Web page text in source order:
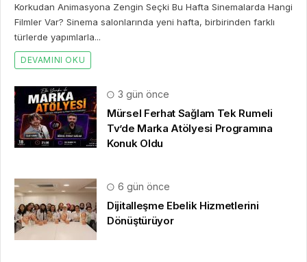
Korkudan Animasyona Zengin Seçki Bu Hafta Sinemalarda Hangi
Filmler Var? Sinema salonlarında yeni hafta, birbirinden farklı
türlerde yapımlarla...
DEVAMINI OKU
3 gün önce
Mürsel Ferhat Sağlam Tek Rumeli
Tv’de Marka Atölyesi Programına
Konuk Oldu
6 gün önce
Dijitalleşme Ebelik Hizmetlerini
Dönüştürüyor